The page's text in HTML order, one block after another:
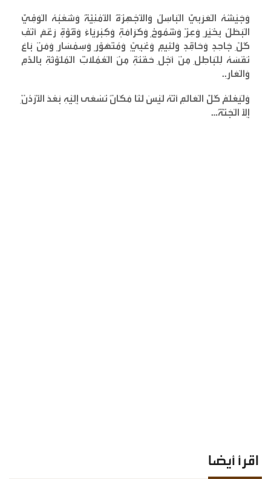
وَجَيْشُهُ الْعَرَبِيُّ الْبَاسِلُ وَالْأَجْهِزَةُ الْأَمْنِيَّةُ وَشَعْبُهُ الْوَفِيُّ
الْبَطَلُ بِخَيْرٍ وَعِزٍّ وَشُمُوخٍ وَكَرَامَةٍ وَكِبْرِيَاءَ وَقُوَّةٍ رَغْمَ أَنْفِ
كُلِّ جَاحِدٍ وَحَاقِدٍ وَلَئِيمٍ وَغَبِيٍّ وَمُتَهَوِّرٍ وَسِمْسَارٍ وَمَنْ بَاعَ
نَفْسَهُ لِلْبَاطِلِ مِنْ أَجْلِ حَفْنَةٍ مِنَ الْعُمُلَاتِ الْمُلَوَّثَةِ بِالدَّمِ
وَالْعَارِ..
وَلْيَعْلَمْ كُلُّ الْعَالَمِ أَنَّهُ لَيْسَ لَنَا مَكَانٌ نَسْعَى إِلَيْهِ بَعْدَ الْأُرْدُنِّ
إِلَّا الْجَنَّةُ…
اقرأ أيضا